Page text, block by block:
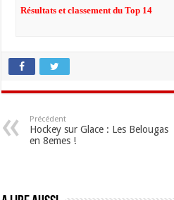
Résultats et classement du Top 14
Précédent
Hockey sur Glace : Les Belougas
en 8emes !